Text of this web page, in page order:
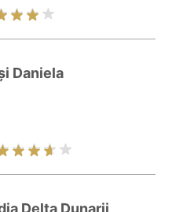
Daniela
Delta Dunarii